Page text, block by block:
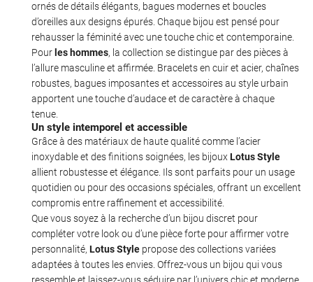
ornés de détails élégants, bagues modernes et boucles
d’oreilles aux designs épurés. Chaque bijou est pensé pour
rehausser la féminité avec une touche chic et contemporaine.
Pour les hommes, la collection se distingue par des pièces à
l’allure masculine et affirmée. Bracelets en cuir et acier, chaînes
robustes, bagues imposantes et accessoires au style urbain
apportent une touche d’audace et de caractère à chaque
tenue.
Un style intemporel et accessible
Grâce à des matériaux de haute qualité comme l’acier
inoxydable et des finitions soignées, les bijoux Lotus Style
allient robustesse et élégance. Ils sont parfaits pour un usage
quotidien ou pour des occasions spéciales, offrant un excellent
compromis entre raffinement et accessibilité.
Que vous soyez à la recherche d’un bijou discret pour
compléter votre look ou d’une pièce forte pour affirmer votre
personnalité, Lotus Style propose des collections variées
adaptées à toutes les envies. Offrez-vous un bijou qui vous